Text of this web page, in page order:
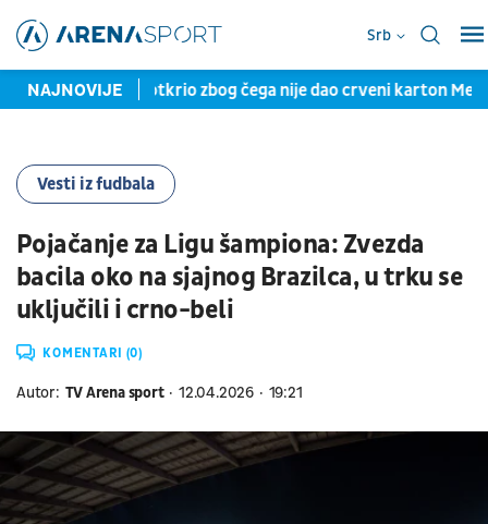
Srb
NAJNOVIJE
Marčinjak otkrio zbog čega nije dao crveni karton Mesiju i šta
Vesti iz fudbala
Pojačanje za Ligu šampiona: Zvezda
bacila oko na sjajnog Brazilca, u trku se
uključili i crno-beli
KOMENTARI (0)
Autor: TV Arena sport 12.04.2026 19:21